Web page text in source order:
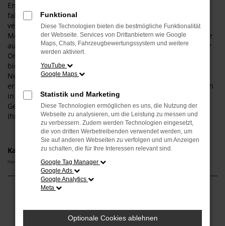
Entscheiden Sie sich für einen Hyundai IONIQ 6 und Sie
fahren fortan bestens motorisiert durch Regensburg. Wir
verstehen uns als Experten für diesen Hersteller und dieses
Modell und informieren Sie gern über die vielen Vorteile, die
aus einem Kauf resultieren. Gerne lassen wir Sie bei uns vor
Ort einsteigen – der Weg aus Regensburg ist nicht weit. Wir
bieten Ihnen den Hyundai IONIQ 6 sowohl als klassischen
Neuwagen als auch als Tageszulassung. Darüber hinaus
erhalten Sie bei uns auch gebrauchte Fahrzeuge, gerne auch
in Form eines Jahreswagens und damit eines jungen
Gebrauchten. Entdecken Sie die vielen Möglichkeiten, die
Ihnen das Autohaus Schneider bietet.
Kategorie
Hyundai IONIQ 6 Gebrauchtwagen Regensburg
Beim Laden ist ein Fehler aufgetreten.
Funktional
Diese Technologien bieten die bestmögliche Funktionalität
der Webseite. Services von Drittanbietern wie Google
Maps, Chats, Fahrzeugbewertungssystem und weitere
werden aktiviert.
YouTube
Google Maps
Statistik und Marketing
Diese Technologien ermöglichen es uns, die Nutzung der
Webseite zu analysieren, um die Leistung zu messen und
zu verbessern. Zudem werden Technologien eingesetzt,
die von dritten Werbetreibenden verwendet werden, um
Sie auf anderen Webseiten zu verfolgen und um Anzeigen
zu schalten, die für Ihre Interessen relevant sind.
Google Tag Manager
Google Ads
Google Analytics
Meta
Optionale Cookies ablehnen